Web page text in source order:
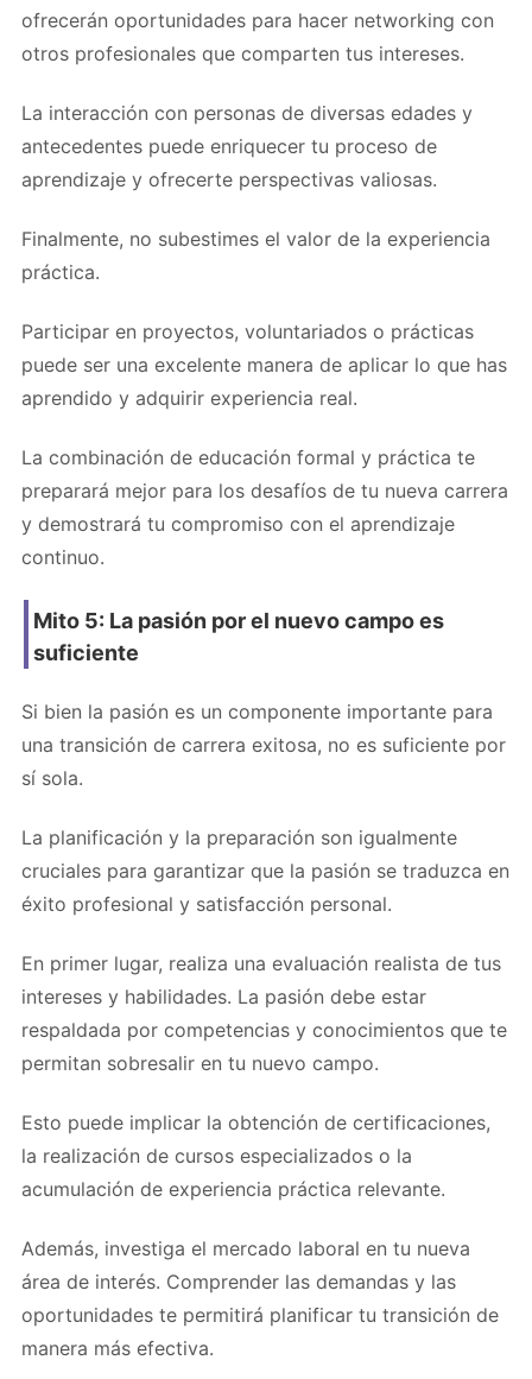
ofrecerán oportunidades para hacer networking con
otros profesionales que comparten tus intereses.
La interacción con personas de diversas edades y
antecedentes puede enriquecer tu proceso de
aprendizaje y ofrecerte perspectivas valiosas.
Finalmente, no subestimes el valor de la experiencia
práctica.
Participar en proyectos, voluntariados o prácticas
puede ser una excelente manera de aplicar lo que has
aprendido y adquirir experiencia real.
La combinación de educación formal y práctica te
preparará mejor para los desafíos de tu nueva carrera
y demostrará tu compromiso con el aprendizaje
continuo.
Mito 5: La pasión por el nuevo campo es
suficiente
Si bien la pasión es un componente importante para
una transición de carrera exitosa, no es suficiente por
sí sola.
La planificación y la preparación son igualmente
cruciales para garantizar que la pasión se traduzca en
éxito profesional y satisfacción personal.
En primer lugar, realiza una evaluación realista de tus
intereses y habilidades. La pasión debe estar
respaldada por competencias y conocimientos que te
permitan sobresalir en tu nuevo campo.
Esto puede implicar la obtención de certificaciones,
la realización de cursos especializados o la
acumulación de experiencia práctica relevante.
Además, investiga el mercado laboral en tu nueva
área de interés. Comprender las demandas y las
oportunidades te permitirá planificar tu transición de
manera más efectiva.